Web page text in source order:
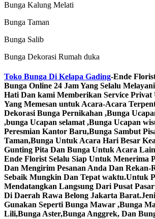
Bunga Kalung Melati
Bunga Taman
Bunga Salib
Bunga Dekorasi Rumah duka
Toko Bunga Di Kelapa Gading-Ende
Bunga Online 24 Jam Yang Selalu
Hati Dan kami Memberikan Service Privat
Yang Memesan untuk Acara-Acara
Dekorasi Bunga Pernikahan ,Bunga
,bunga Ucapan selamat ,Bunga Ucapan
Peresmian Kantor Baru,Bunga Sambut
Taman,Bunga Untuk Acara Hari Besar
Gunting Pita Dan Bunga Untuk Acara
Ende Florist Selalu Siap Untuk Menerima
Dan Mengirim Pesanan Anda Dan Rekan-
Sebaik Mungkin Dan Tepat waktu.Untuk
Mendatangkan Langsung Dari Pusat
Di Daerah Rawa Belong Jakarta
Gunakan Seperti Bunga Mawar ,Bunga
Lili,Bunga Aster,Bunga Anggrek, Dan